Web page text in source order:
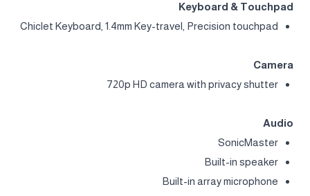
Keyboard & Touchpad
Chiclet Keyboard, 1.4mm Key-travel, Precision touchpad
Camera
720p HD camera with privacy shutter
Audio
SonicMaster
Built-in speaker
Built-in array microphone